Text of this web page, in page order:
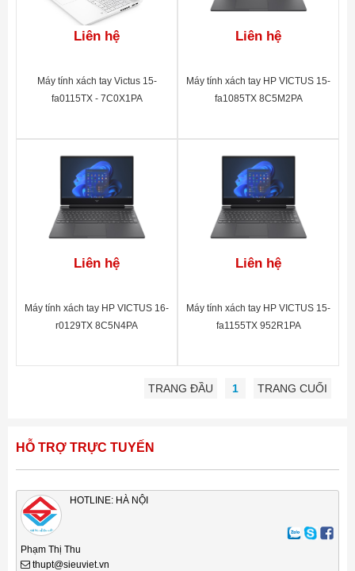
Liên hệ
Máy tính xách tay Victus 15-
fa0115TX - 7C0X1PA
Liên hệ
Máy tính xách tay HP VICTUS 15-
fa1085TX 8C5M2PA
Liên hệ
Máy tính xách tay HP VICTUS 16-
r0129TX 8C5N4PA
Liên hệ
Máy tính xách tay HP VICTUS 15-
fa1155TX 952R1PA
TRANG ĐẦU 1 TRANG CUỐI
HỖ TRỢ TRỰC TUYẾN
HOTLINE: HÀ NỘI
Phạm Thị Thu
thupt@sieuviet.vn